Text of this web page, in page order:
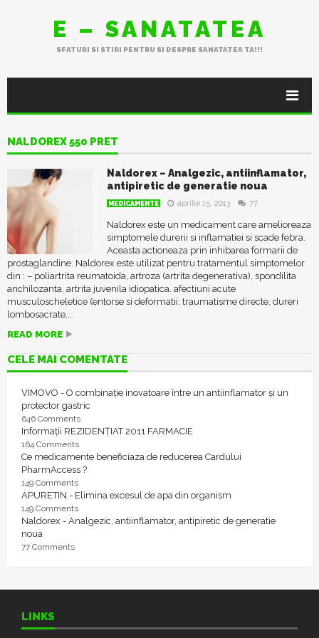
E – SANATATEA
SFATURI SI STIRI PENTRU SI DESPRE SANATATEA TA!!!
NALDOREX 550 PRET
Naldorex – Analgezic, antiinflamator,
antipiretic de generatie noua
MEDICAMENTE aprilie 15, 2013 77
Naldorex este un medicament care amelioreaza
simptomele durerii si inflamatiei si scade febra.
Aceasta actioneaza prin inhibarea formarii de
prostaglandine. Naldorex este utilizat pentru tratamentul simptomelor
din : – poliartrita reumatoida, artroza (artrita degenerativa), spondilita
anchilozanta, artrita juvenila idiopatica. afectiuni acute
musculoscheletice (entorse si deformatii, traumatisme directe, dureri
lombosacrate,...
READ MORE
CELE MAI COMENTATE
VIMOVO - O combinație inovatoare între un antiinflamator și un
protector gastric
646 Comments
Informații REZIDENȚIAT 2011 FARMACIE
164 Comments
Ce medicamente beneficiaza de reducerea Cardului
PharmAccess ?
149 Comments
APURETIN - Elimina excesul de apa din organism
149 Comments
Naldorex - Analgezic, antiinflamator, antipiretic de generatie
noua
77 Comments
LINKS